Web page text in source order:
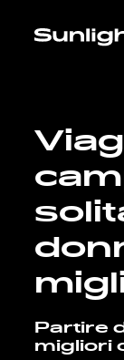
Partire
migliori